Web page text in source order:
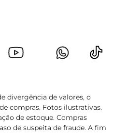
divergência de valores, o
compras. Fotos ilustrativas.
de estoque. Compras
de suspeita de fraude. A fim